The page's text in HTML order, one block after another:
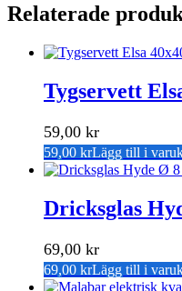
Relaterade
Tygservett
59,00 kr
59,00 krLägg till i
Dricksglas
69,00 kr
69,00 krLägg till i